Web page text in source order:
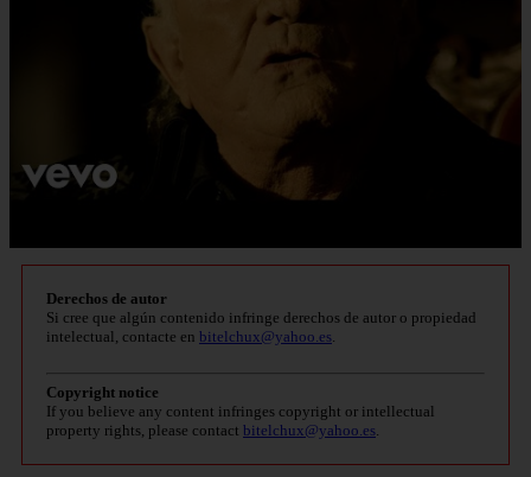
Derechos de autor
Si cree que algún contenido infringe derechos de autor o propiedad
intelectual, contacte en bitelchux@yahoo.es
Copyright notice
If you believe any content infringes copyright or intellectual
property rights, please contact bitelchux@yahoo.es